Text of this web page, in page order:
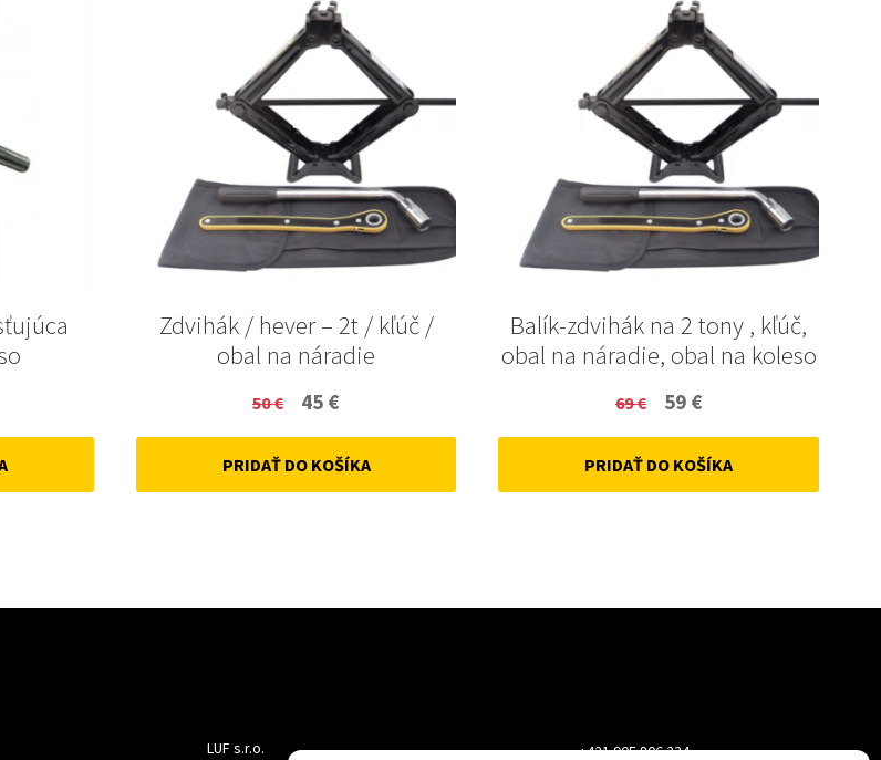
Zdvihák / hever – 2t / kľúč /
obal na náradie
50€
Original
price
was:
45 €Current
price
is:
PRIDAŤ DO KOŠÍKA
Balík-zdvihák na 2 tony , kľúč,
obal na náradie, obal na koleso
69€
Original
price
was:
59 €Current
price
is:
PRIDAŤ DO KOŠÍKA
LUF s.r.o. +421 905 806 234